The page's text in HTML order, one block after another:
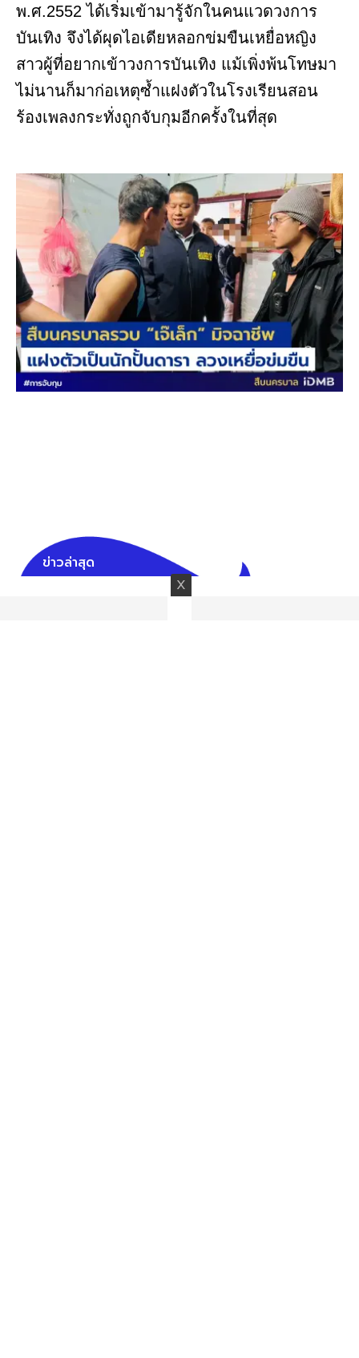
พ.ศ.2552 ได้เริ่มเข้ามารู้จักในคนแวดวงการ
บันเทิง จึงได้ผุดไอเดียหลอกข่มขืนเหยื่อหญิง
สาวผู้ที่อยากเข้าวงการบันเทิง แม้เพิ่งพ้นโทษมา
ไม่นานก็มาก่อเหตุซ้ำแฝงตัวในโรงเรียนสอน
ร้องเพลงกระทั่งถูกจับกุมอีกครั้งในที่สุด
ข่าวล่าสุด